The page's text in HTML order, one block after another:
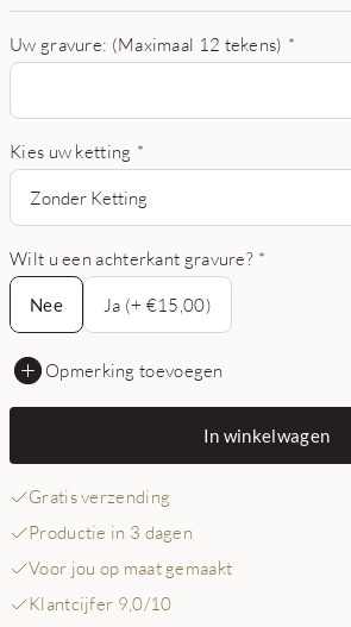
Uw gravure: (Maximaal 12 tekens) *
Kies uw ketting *
Zonder Ketting
Wilt u een achterkant gravure? *
Nee
Nee
Ja (+ €15,00)
Opmerking toevoegen
In winkelwagen
Gratis verzending
Productie in 3 dagen
Voor jou op maat gemaakt
Klantcijfer 9,0/10